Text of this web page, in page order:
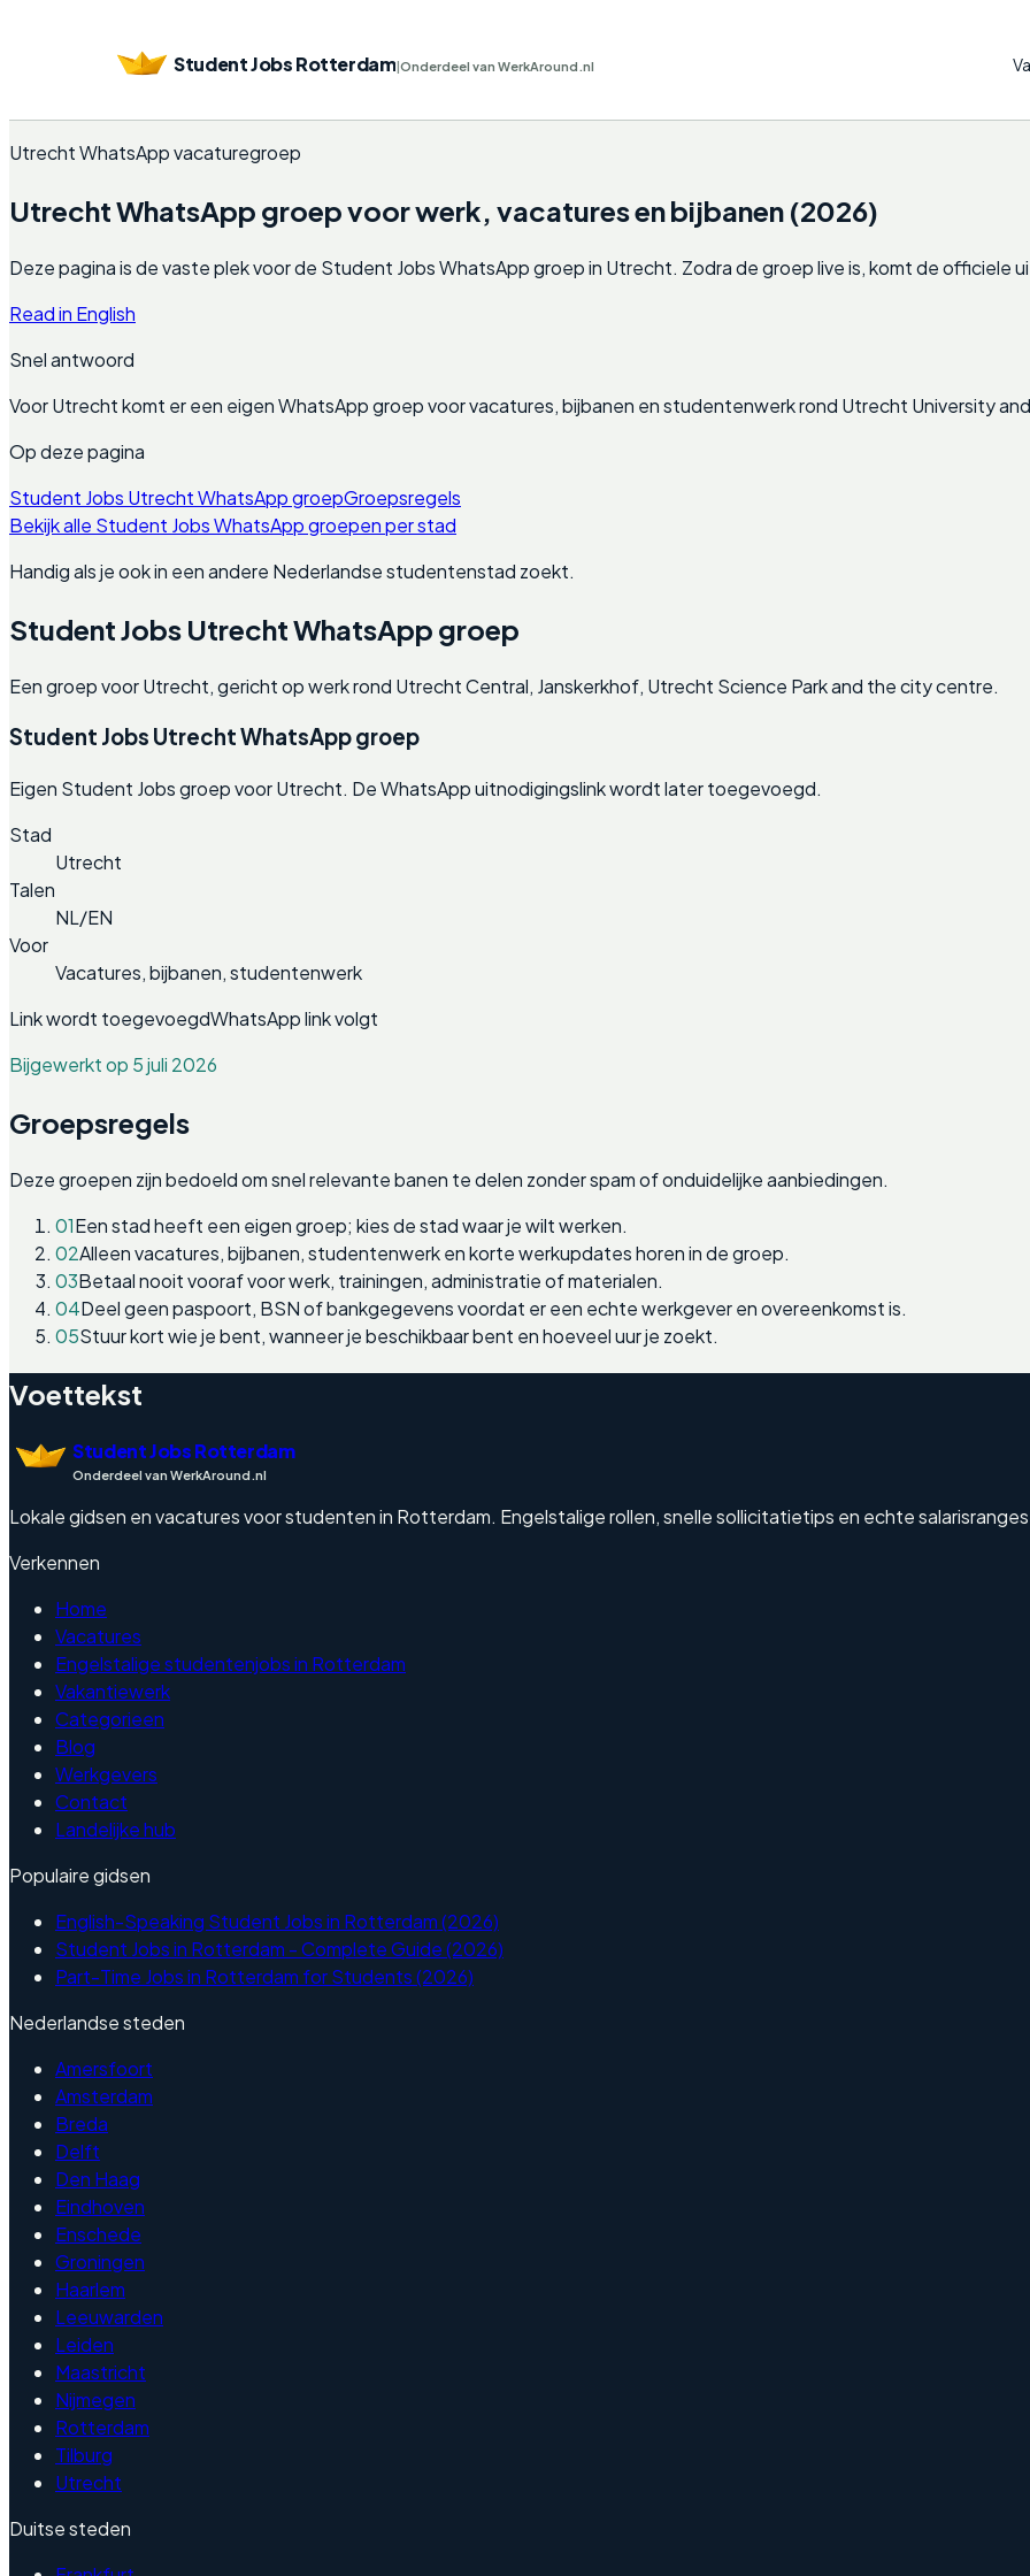
Student Jobs Rotterdam|Onderdeel van WerkAround.nl
Utrecht WhatsApp vacaturegroep
Utrecht WhatsApp groep voor werk, vacatures en bijbanen (2026)
Deze pagina is de vaste plek voor de Student Jobs WhatsApp groep in Utrecht. Zodra de groep live is, komt de officiele
Read in English
Snel antwoord
Voor Utrecht komt er een eigen WhatsApp groep voor vacatures, bijbanen en studentenwerk rond Utrecht University
Op deze pagina
Student Jobs Utrecht WhatsApp groepGroepsregels
Bekijk alle Student Jobs WhatsApp groepen per stad
Handig als je ook in een andere Nederlandse studentenstad zoekt.
Student Jobs Utrecht WhatsApp groep
Een groep voor Utrecht, gericht op werk rond Utrecht Central, Janskerkhof, Utrecht Science Park and the city centre.
Student Jobs Utrecht WhatsApp groep
Eigen Student Jobs groep voor Utrecht. De WhatsApp uitnodigingslink wordt later toegevoegd.
Stad
Utrecht
Talen
NL/EN
Voor
Vacatures, bijbanen, studentenwerk
Link wordt toegevoegdWhatsApp link volgt
Bijgewerkt op 5 juli 2026
Groepsregels
Deze groepen zijn bedoeld om snel relevante banen te delen zonder spam of onduidelijke aanbiedingen.
01Een stad heeft een eigen groep; kies de stad waar je wilt werken.
02Alleen vacatures, bijbanen, studentenwerk en korte werkupdates horen in de groep.
03Betaal nooit vooraf voor werk, trainingen, administratie of materialen.
04Deel geen paspoort, BSN of bankgegevens voordat er een echte werkgever en overeenkomst is.
05Stuur kort wie je bent, wanneer je beschikbaar bent en hoeveel uur je zoekt.
Voettekst
Student Jobs Rotterdam
Onderdeel van WerkAround.nl
Lokale gidsen en vacatures voor studenten in Rotterdam. Engelstalige rollen, snelle sollicitatietips en echte
Verkennen
Home
Vacatures
Engelstalige studentenjobs in Rotterdam
Vakantiewerk
Categorieen
Blog
Werkgevers
Contact
Landelijke hub
Populaire gidsen
English-Speaking Student Jobs in Rotterdam (2026)
Student Jobs in Rotterdam - Complete Guide (2026)
Part-Time Jobs in Rotterdam for Students (2026)
Nederlandse steden
Amersfoort
Amsterdam
Breda
Delft
Den Haag
Eindhoven
Enschede
Groningen
Haarlem
Leeuwarden
Leiden
Maastricht
Nijmegen
Rotterdam
Tilburg
Utrecht
Duitse steden